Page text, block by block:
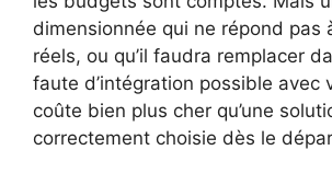
dimensionnée qui ne répond pas
réels, ou qu’il faudra remplacer
faute d’intégration possible avec
coûte bien plus cher qu’une
correctement choisie dès le